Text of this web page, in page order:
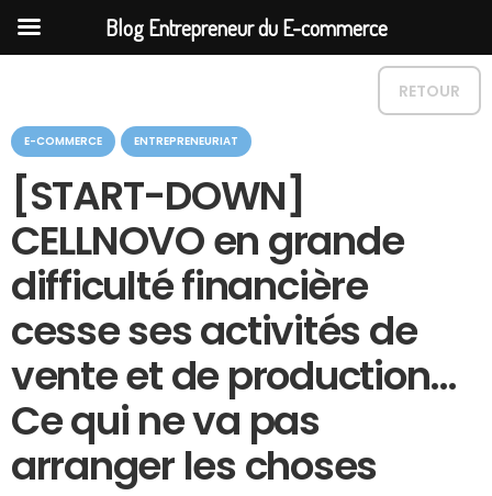
RETOUR
C
a
g
o
E-COMMERCE ENTREPRENEURIAT
[START-DOWN]
CELLNOVO en grande
difficulté financière
cesse ses activités de
vente et de production…
Ce qui ne va pas
arranger les choses
Blog Entrepreneur du E-commerce